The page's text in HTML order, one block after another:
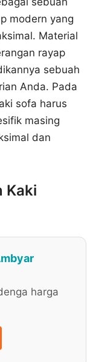
modern yang
Material
rayap
sebuah
Anda. Pada
sofa harus
masing
dan
Kaki
harga